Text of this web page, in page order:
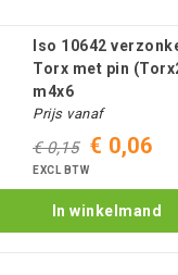
Iso 10642
Torx met pin
m4x6
Prijs vanaf
€ 0,15 € 0,06
EXCL BTW
In winkelmand